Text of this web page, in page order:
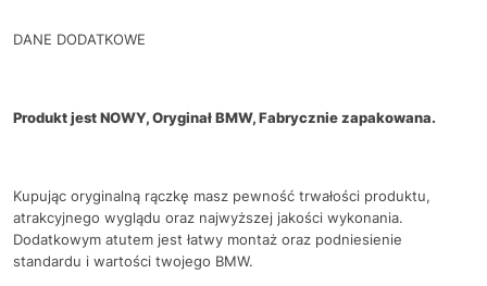
DANE DODATKOWE
Produkt jest NOWY, Oryginał BMW, Fabrycznie zapakowana.
Kupując oryginalną rączkę masz pewność trwałości produktu,
atrakcyjnego wyglądu oraz najwyższej jakości wykonania.
Dodatkowym atutem jest łatwy montaż oraz podniesienie
standardu i wartości twojego BMW.